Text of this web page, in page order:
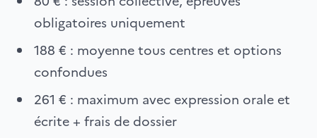
obligatoires uniquement
188 € : moyenne tous centres et options
confondues
261 € : maximum avec expression orale et
écrite + frais de dossier